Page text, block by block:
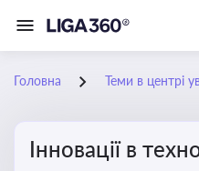
Головна Теми в центрі
Інновації в